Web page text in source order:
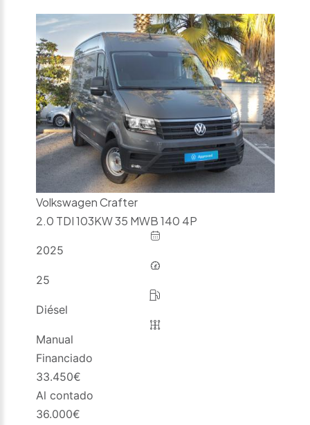
Volkswagen Crafter
2.0 TDI 103KW 35 MWB 140 4P
2025
25
Diésel
Manual
Financiado
33.450€
Al contado
36.000€